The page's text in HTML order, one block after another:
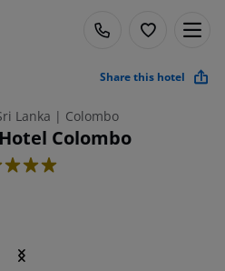
Share this hotel
Lanka | Colombo
Colombo